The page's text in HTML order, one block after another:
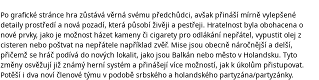
Po grafické stránce hra zůstává věrná svému předchůdci, avšak přináší mírně vylepšené
detaily prostředí a nová pozadí, která působí živěji a pestřeji. Hratelnost byla obohacena o
nové prvky, jako je možnost házet kameny či cigarety pro odlákání nepřátel, vypustit olej z
cisteren nebo poštvat na nepřátele například zvěř. Mise jsou obecně náročnější a delší,
přičemž se hráč podívá do nových lokalit, jako jsou Balkán nebo město v Holandsku. Tyto
změny osvěžují již známý herní systém a přinášejí více možností, jak k úkolům přistupovat.
Potěší i dva noví členové týmu v podobě srbského a holandského partyzána/partyzánky.